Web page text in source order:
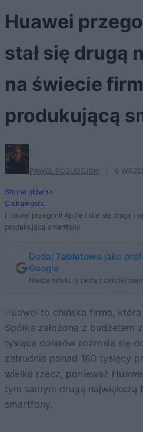
Huawei
stał się drugą
na świecie
produkującą
PAWEŁ POBUDEJSKI 6
Strona główna
Ciekawostki
Huawei przegonił Apple i stał się drugą
produkującą smartfony
Dodaj Tabletowo jako
Google
Nasze artykuły będą częściej
Huawei to chińska firma, która istnieje już od 30 lat.
Spółka założona z budżetem
tysiąca dolarów rozrosła się
zatrudnia ponad 180 tysięcy
wielka rzecz, ponieważ
tym samym drugą największą
smartfony.